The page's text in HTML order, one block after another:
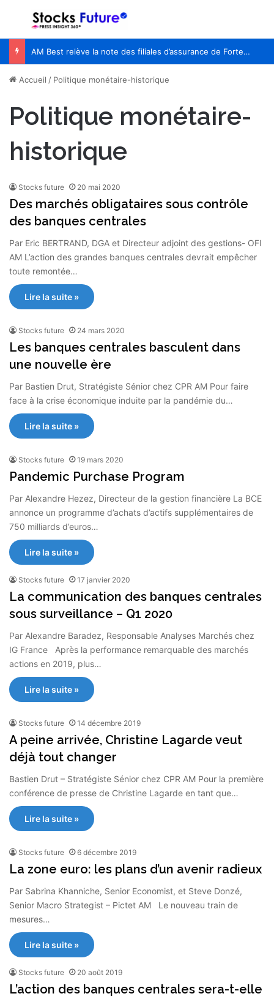
Menu
AM Best relève la note des filiales d’assurance de Fortegra de A- à A (Excellent)
Accueil / Politique monétaire-historique
Politique monétaire-
historique
Stocks future 20 mai 2020
Des marchés obligataires sous contrôle
des banques centrales
Par Eric BERTRAND, DGA et Directeur adjoint des gestions- OFI
AM L’action des grandes banques centrales devrait empêcher
toute remontée…
Lire la suite »
Stocks future 24 mars 2020
Les banques centrales basculent dans
une nouvelle ère
Par Bastien Drut, Stratégiste Sénior chez CPR AM Pour faire
face à la crise économique induite par la pandémie du…
Lire la suite »
Stocks future 19 mars 2020
Pandemic Purchase Program
Par Alexandre Hezez, Directeur de la gestion financière La BCE
annonce un programme d’achats d’actifs supplémentaires de
750 milliards d’euros…
Lire la suite »
Stocks future 17 janvier 2020
La communication des banques centrales
sous surveillance – Q1 2020
Par Alexandre Baradez, Responsable Analyses Marchés chez
IG France Après la performance remarquable des marchés
actions en 2019, plus…
Lire la suite »
Stocks future 14 décembre 2019
A peine arrivée, Christine Lagarde veut
déjà tout changer
Bastien Drut – Stratégiste Sénior chez CPR AM Pour la première
conférence de presse de Christine Lagarde en tant que…
Lire la suite »
Stocks future 6 décembre 2019
La zone euro: les plans d’un avenir radieux
Par Sabrina Khanniche, Senior Economist, et Steve Donzé,
Senior Macro Strategist – Pictet AM Le nouveau train de
mesures…
Lire la suite »
Stocks future 20 août 2019
L’action des banques centrales sera-t-elle